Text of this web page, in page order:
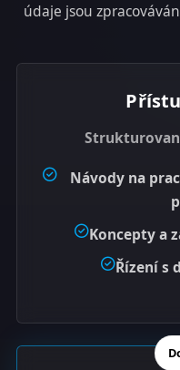
údaje jsou
Návody na
Koncepty a
Řízení s